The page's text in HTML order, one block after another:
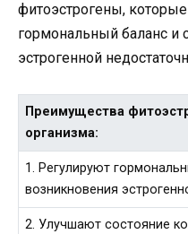
фитоэстрогены,
гормональный баланс и
эстрогенной
Преимущества
организма:
1. Регулируют
возникновения
2. Улучшают состояние